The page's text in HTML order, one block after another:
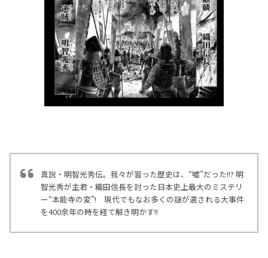
真説・明智光秀伝。我々が習った歴史は、“嘘”だった!!? 明
智光秀が主君・織田信長を討った日本史上最大のミステリ
ー“本能寺の変”! 現代でもなお多くの謎が遺される大事件
を400余年の時を経て解き明かす!!